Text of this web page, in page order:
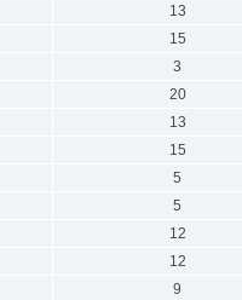
13
15
3
20
13
15
5
5
12
12
9